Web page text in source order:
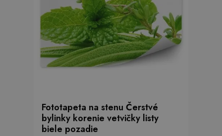
Fototapeta na stenu Čerstvé
bylinky korenie vetvičky listy
biele pozadie